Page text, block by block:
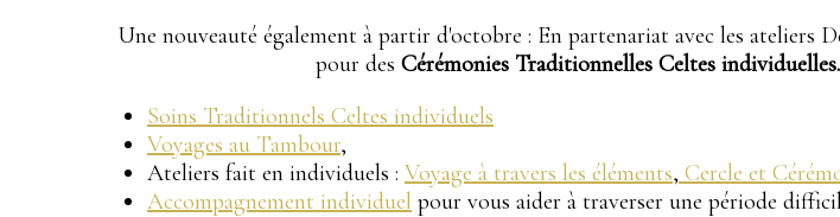
Une nouveauté également à partir d'octobre : En partenariat avec les ateliers
pour des Cérémonies Traditionnelles Celtes individuelles.
Soins Traditionnels Celtes individuels
Voyages au Tambour,
Ateliers fait en individuels : Voyage à travers les éléments, Cercle et
Accompagnement individuel pour vous aider à traverser une période